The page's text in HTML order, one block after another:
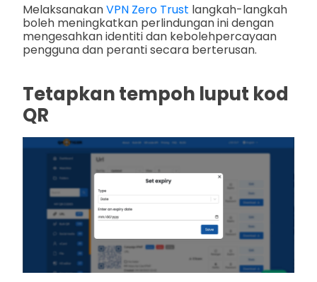
MelaksanakanVPN Zero Trust langkah-langkah
boleh meningkatkan perlindungan ini dengan
mengesahkan identiti dan kebolehpercayaan
pengguna dan peranti secara berterusan.
Tetapkan tempoh luput kod
QR